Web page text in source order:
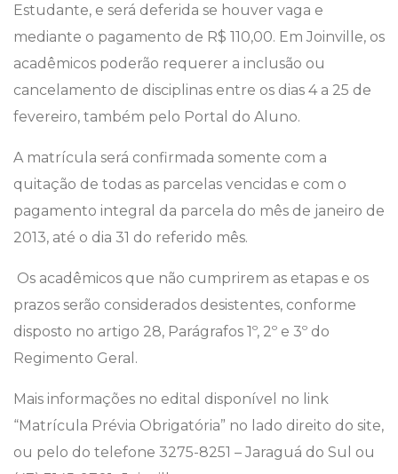
Estudante, e será deferida se houver vaga e
mediante o pagamento de R$ 110,00. Em Joinville, os
acadêmicos poderão requerer a inclusão ou
cancelamento de disciplinas entre os dias 4 a 25 de
fevereiro, também pelo Portal do Aluno.
A matrícula será confirmada somente com a
quitação de todas as parcelas vencidas e com o
pagamento integral da parcela do mês de janeiro de
2013, até o dia 31 do referido mês.
Os acadêmicos que não cumprirem as etapas e os
prazos serão considerados desistentes, conforme
disposto no artigo 28, Parágrafos 1º, 2º e 3º do
Regimento Geral.
Mais informações no edital disponível no link
“Matrícula Prévia Obrigatória” no lado direito do site,
ou pelo do telefone 3275-8251 – Jaraguá do Sul ou